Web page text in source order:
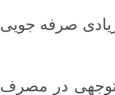
صرفه جویی
توجهی در مصرف